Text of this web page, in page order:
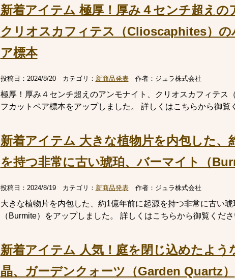
新着アイテム 極厚！厚み４センチ超えの
クリオスカフィテス（Clioscaphites）の
ア標本
投稿日： 2024/8/20カテゴリ： 新商品発表作者： ジュラ株式会社
極厚！厚み４センチ超えのアンモナイト、クリオスカフィテス
フカットペア標本をアップしました。 詳しくはこちらから御覧
新着アイテム 大きな植物片を内包した、
を持つ非常に古い琥珀、バーマイト（
投稿日： 2024/8/19カテゴリ： 新商品発表作者： ジュラ株式会社
大きな植物片を内包した、約1億年前に起源を持つ非常に古い琥
（Burmite）をアップしました。 詳しくはこちらから御覧くださ
新着アイテム 人気！庭を閉じ込めたよう
晶、ガーデンクォーツ（Garden Quartz）